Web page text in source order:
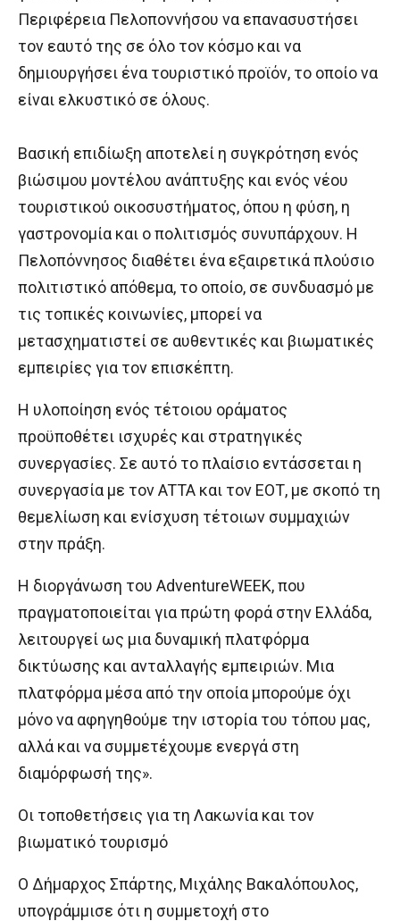
Περιφέρεια Πελοποννήσου να επανασυστήσει
τον εαυτό της σε όλο τον κόσμο και να
δημιουργήσει ένα τουριστικό προϊόν, το οποίο να
είναι ελκυστικό σε όλους.
Βασική επιδίωξη αποτελεί η συγκρότηση ενός
βιώσιμου μοντέλου ανάπτυξης και ενός νέου
τουριστικού οικοσυστήματος, όπου η φύση, η
γαστρονομία και ο πολιτισμός συνυπάρχουν. Η
Πελοπόννησος διαθέτει ένα εξαιρετικά πλούσιο
πολιτιστικό απόθεμα, το οποίο, σε συνδυασμό με
τις τοπικές κοινωνίες, μπορεί να
μετασχηματιστεί σε αυθεντικές και βιωματικές
εμπειρίες για τον επισκέπτη.
Η υλοποίηση ενός τέτοιου οράματος
προϋποθέτει ισχυρές και στρατηγικές
συνεργασίες. Σε αυτό το πλαίσιο εντάσσεται η
συνεργασία με τον ATTA και τον ΕΟΤ, με σκοπό τη
θεμελίωση και ενίσχυση τέτοιων συμμαχιών
στην πράξη.
Η διοργάνωση του AdventureWEEK, που
πραγματοποιείται για πρώτη φορά στην Ελλάδα,
λειτουργεί ως μια δυναμική πλατφόρμα
δικτύωσης και ανταλλαγής εμπειριών. Μια
πλατφόρμα μέσα από την οποία μπορούμε όχι
μόνο να αφηγηθούμε την ιστορία του τόπου μας,
αλλά και να συμμετέχουμε ενεργά στη
διαμόρφωσή της».
Οι τοποθετήσεις για τη Λακωνία και τον
βιωματικό τουρισμό
Ο Δήμαρχος Σπάρτης, Μιχάλης Βακαλόπουλος,
υπογράμμισε ότι η συμμετοχή στο